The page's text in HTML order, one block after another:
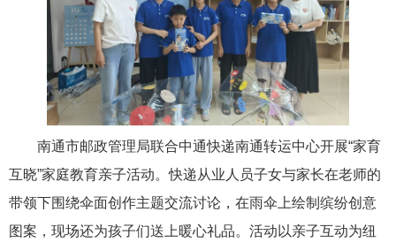
南通市邮政管理局联合中通快递南通转运中心开展“家育
互晓”家庭教育亲子活动。快递从业人员子女与家长在老师的
带领下围绕伞面创作主题交流讨论，在雨伞上绘制缤纷创意
图案，现场还为孩子们送上暖心礼品。活动以亲子互动为纽